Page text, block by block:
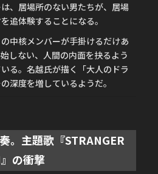
、居場所のない男たちが、居場
追体験することになる。
中核メンバーが手掛けるだけあ
しない、人間の内面を抉るよう
る。名越氏が描く「大人のドラ
深度を増しているようだ。
。主題歌『STRANGER
の衝撃